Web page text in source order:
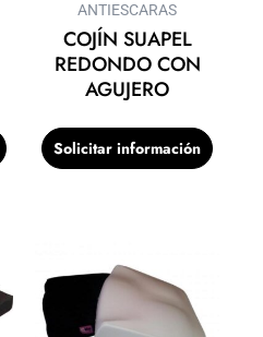
ANTIESCARAS
COJÍN SUAPEL
REDONDO CON
AGUJERO
Solicitar información